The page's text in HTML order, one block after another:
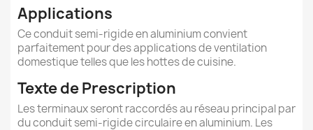
Applications
Ce conduit semi-rigide en aluminium convient
parfaitement pour des applications de ventilation
domestique telles que les hottes de cuisine.
Texte de Prescription
Les terminaux seront raccordés au réseau principal par
du conduit semi-rigide circulaire en aluminium. Les